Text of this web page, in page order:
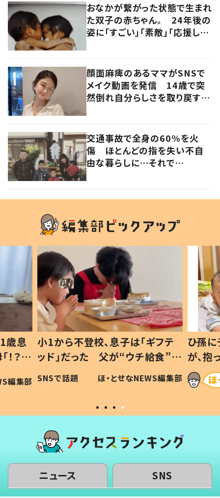
おなかが繋がった状態で生まれ
た双子の赤ちゃん。 24年後の
姿に「すごい」「素敵」「応援して
顔面麻痺のあるママがSNSで
メイク動画を発信 14歳で突
然倒れ自分らしさを取り戻すま
交通事故で全身の60%を火
傷 ほとんどの指を失い不自
由な暮らしに…それで
歳息
？」
編集部
小1から不登校、息子は「ギフテ
ッド」だった 父が“ウチ給食”を
作り続ける理由とは #令和の親
#令和の子
SNSで話題 ほ・とせなNEWS編集部
ひ孫
が、
「涙が
い」
ニュース SNS